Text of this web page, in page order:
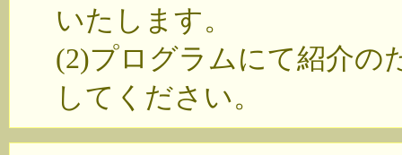
いたします。
(2)プログラムにて紹介の
してください。